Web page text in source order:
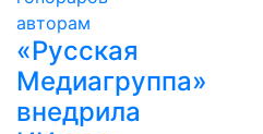
«Русская
Медиагруппа»
внедрила